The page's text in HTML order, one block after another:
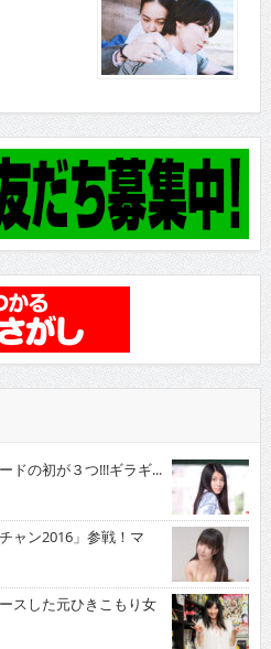
の初が３つ!!!ギラギ...
ャン2016」参戦！マ
スした元ひきこもり女